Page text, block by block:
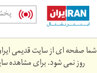
Skip
main
content
شما صفحه ای از سایت قدیمی
روز نمی شود. برای مشاهده